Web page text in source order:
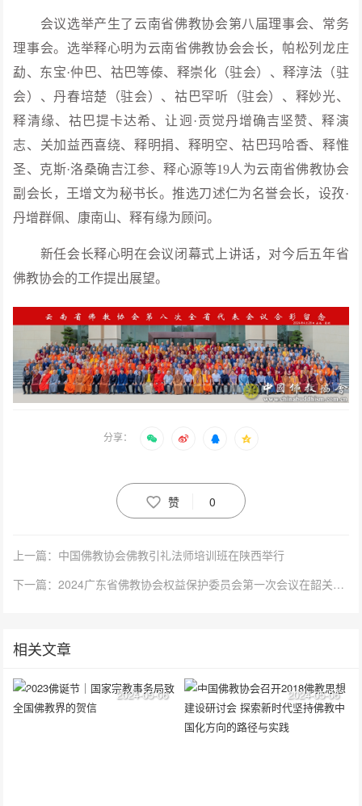
会议选举产生了云南省佛教协会第八届理事会、常务
理事会。选举释心明为云南省佛教协会会长，帕松列龙庄
勐、东宝·仲巴、祜巴等傣、释崇化（驻会）、释淳法（驻
会）、丹春培楚（驻会）、祜巴罕听（驻会）、释妙光、
释清缘、祜巴提卡达希、让迥·贡觉丹增确吉坚赞、释演
志、关加益西喜绕、释明捐、释明空、祜巴玛哈香、释惟
圣、克斯·洛桑确吉江参、释心源等19人为云南省佛教协会
副会长，王增文为秘书长。推选刀述仁为名誉会长，设孜·
丹增群佩、康南山、释有缘为顾问。
新任会长释心明在会议闭幕式上讲话，对今后五年省
佛教协会的工作提出展望。
分享：
赞 0
上一篇：中国佛教协会佛教引礼法师培训班在陕西举行
下一篇：2024广东省佛教协会权益保护委员会第一次会议在韶关云门寺举行
相关文章
2024-05-06 2024-05-06